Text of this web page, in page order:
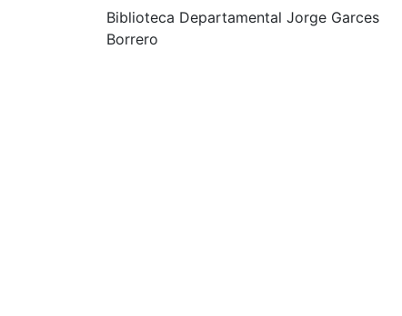
Biblioteca Departamental Jorge Garces
Borrero